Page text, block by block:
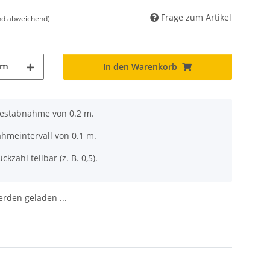
abweichend) Frage zum Artikel
In den Warenkorb
von 0.2 m.
von 0.1 m.
teilbar (z. B. 0,5).
geladen ...